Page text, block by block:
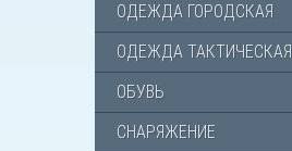
ОДЕЖДА ГОРОДСКАЯ
ОДЕЖДА ТАКТИЧЕСКАЯ
ОБУВЬ
СНАРЯЖЕНИЕ